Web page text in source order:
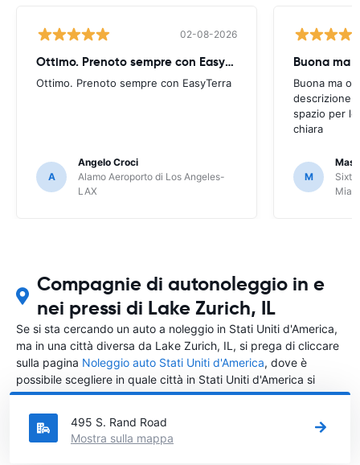
02-08-2026
Ottimo. Prenoto sempre con EasyTerra
Ottimo. Prenoto sempre con EasyTerra
A
Angelo Croci
Alamo Aeroporto di Los Angeles-
LAX
Buona ma
Buona ma
descrizione
spazio per
chiara
M
Sixt
Compagnie di autonoleggio in e
nei pressi di Lake Zurich, IL
Se si sta cercando un auto a noleggio in Stati Uniti d'America,
ma in una città diversa da Lake Zurich, IL, si prega di cliccare
sulla pagina Noleggio auto Stati Uniti d'America, dove è
possibile scegliere in quale città in Stati Uniti d'America si
vuole noleggiare l'auto.
495 S. Rand Road
Mostra sulla mappa